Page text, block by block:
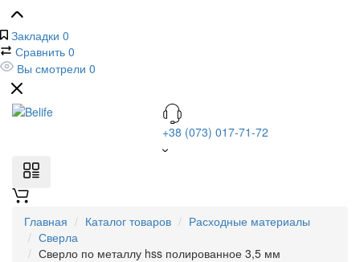
Закладки 0
Сравнить 0
Вы смотрели 0
+38 (073) 017-71-72
Главная Каталог товаров
Расходные материалы
Сверла
Сверло по металлу hss полированное 3,5 мм